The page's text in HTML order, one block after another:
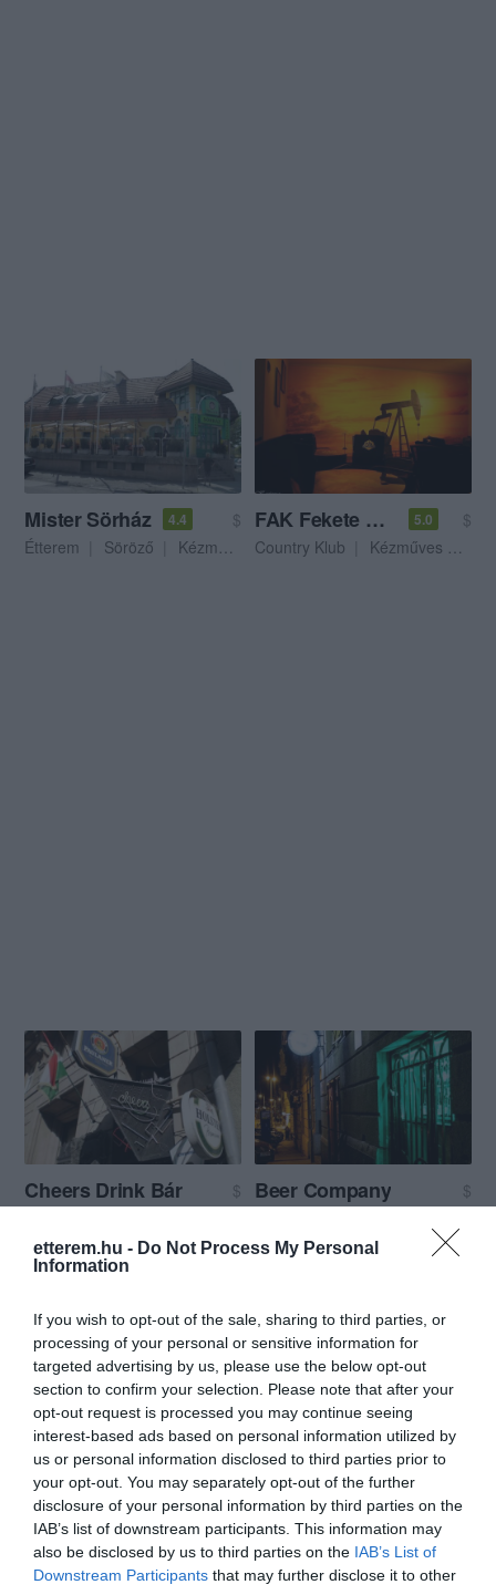
etterem.hu - Do Not Process My Personal
Information
If you wish to opt-out of the sale, sharing to third parties, or
processing of your personal or sensitive information for
targeted advertising by us, please use the below opt-out
section to confirm your selection. Please note that after your
opt-out request is processed you may continue seeing
interest-based ads based on personal information utilized by
us or personal information disclosed to third parties prior to
your opt-out. You may separately opt-out of the further
disclosure of your personal information by third parties on the
IAB’s list of downstream participants. This information may
also be disclosed by us to third parties on the IAB’s List of
Downstream Participants that may further disclose it to other
Mister Sörház 4.4
$
Étterem
Söröző Kézműves Sör
FAK Fekete Arany Klub 5.0
$
Country Klub
Kézműves Sör
Cheers Drink Bár
$
Beer Company
$
Platós 5.0
$$
Kézműves Sör
Tompa Angyal Bisztró
Kocsma
Kézműves Sör